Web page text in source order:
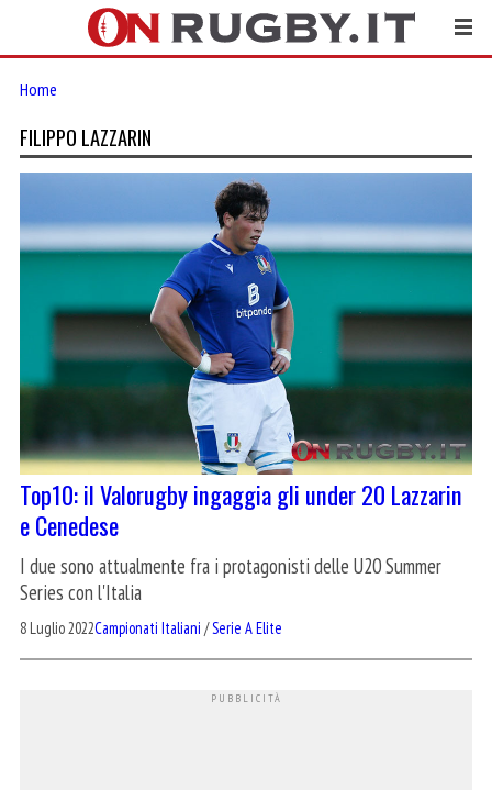
Home
FILIPPO LAZZARIN
Top10: il Valorugby ingaggia gli under 20 Lazzarin
e Cenedese
I due sono attualmente fra i protagonisti delle U20 Summer
Series con l'Italia
8 Luglio 2022Campionati Italiani /Serie A Elite